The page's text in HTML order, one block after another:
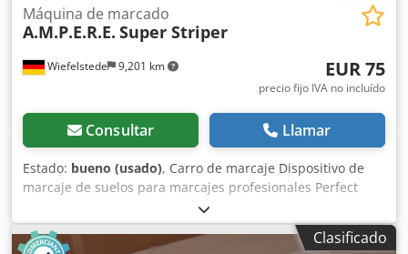
Wiefelstede 9,201 km
Máquina de marcado
A.M.P.E.R.E. Super Striper
EUR 75
precio fijo IVA no incluído
Consultar Llamar
Estado: bueno (usado), Carro de marcaje Dispositivo de
marcaje de suelos para marcajes profesionales Perfect
Striper incl. soporte para botes de repuesto, dispositivo de
marcaje -Fabricante: A.M.P.E.R.E., Dispositivo de marcado
de suelos Dispositivo de marcado Super-Striper -Ancho de
Clasificado